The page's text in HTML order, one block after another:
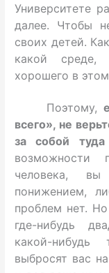
Университете
далее. Чтобы
своих детей.
какой
хорошего в
Поэтому,
всего», не
за собой
возможности
человека,
понижением,
проблем нет.
где-нибудь
какой-нибудь
выбросят вас